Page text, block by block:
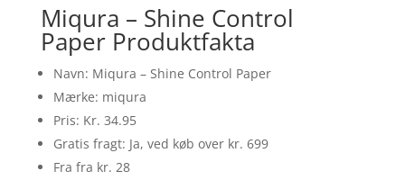
Miqura – Shine Control
Paper Produktfakta
Navn: Miqura – Shine Control Paper
Mærke: miqura
Pris: Kr. 34.95
Gratis fragt: Ja, ved køb over kr. 699
Fra fra kr. 28